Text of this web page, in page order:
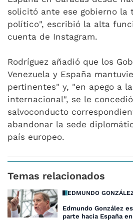
solicitó ante ese gobierno la
político", escribió la alta
cuenta de Instagram.
Rodríguez añadió que los
Venezuela y España
pertinentes" y, "en apego a
internacional", se le
salvoconducto
abandonar la sede
país europeo.
Temas relacionados
EDMUNDO
Edmundo González
parte hacia España